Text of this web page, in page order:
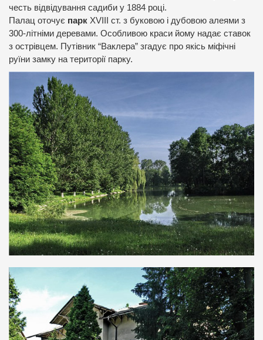
честь відвідування садиби у 1884 році.
Палац оточує парк XVIII ст. з буковою і дубовою алеями з
300-літніми деревами. Особливою краси йому надає ставок
з острівцем. Путівник “Ваклера” згадує про якісь міфічні
руїни замку на території парку.